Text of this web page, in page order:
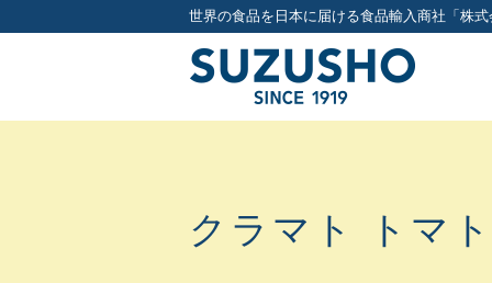
世界の食品を日本に届ける食品輸入商社「株
クラマト トマ